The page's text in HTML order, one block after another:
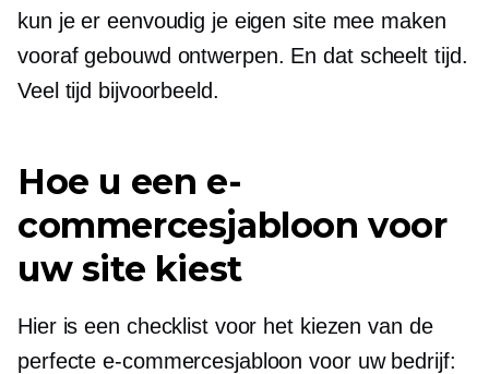
kun je er eenvoudig je eigen site mee maken
vooraf gebouwd ontwerpen. En dat scheelt tijd.
Veel tijd bijvoorbeeld.
Hoe u een e-
commercesjabloon voor
uw site kiest
Hier is een checklist voor het kiezen van de
perfecte e-commercesjabloon voor uw bedrijf: